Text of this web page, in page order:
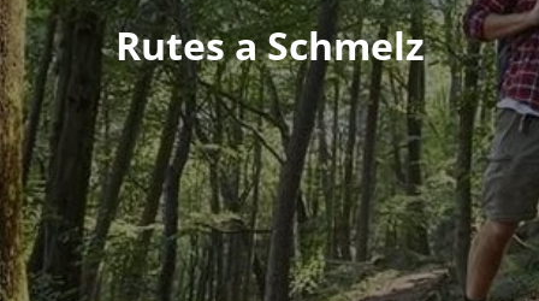
Rutes a Schmelz